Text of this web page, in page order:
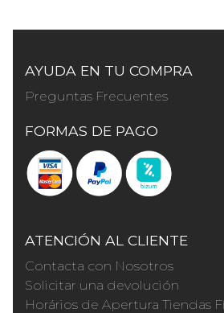
AYUDA EN TU COMPRA
Preguntas Frecuentes
FORMAS DE PAGO
ATENCIÓN AL CLIENTE
Contacta con Nosotros
Solicitar una devolución
Horários de Apertura Tiendas